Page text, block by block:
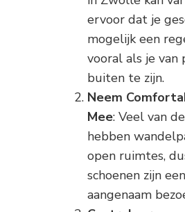
ervoor dat je
mogelijk een
vooral als je
buiten te zijn.
Neem
Mee: Veel van
hebben
open ruimtes,
schoenen zijn
aangenaam